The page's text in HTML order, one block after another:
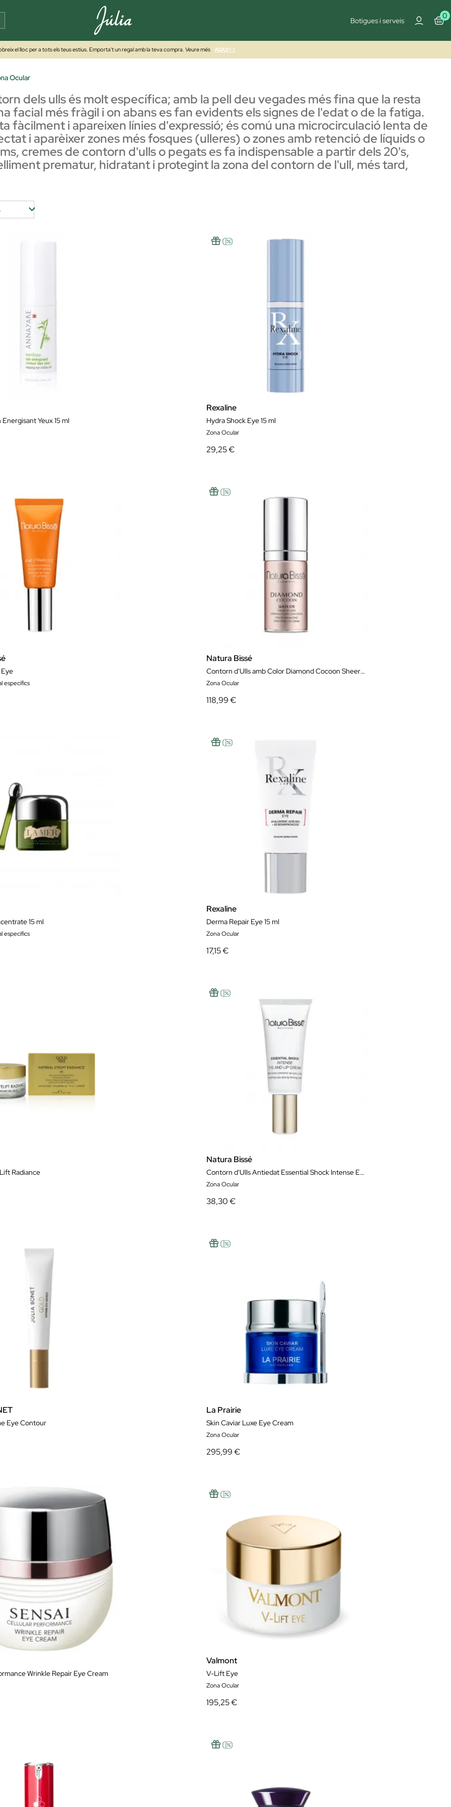
Botigues i serveis
0
el lloc per a tots els teus estius. Emporta't un regal amb la teva compra. Veure més AQUI>>
Ocular
dels ulls és molt específica; amb la pell deu vegades més fina que la resta
facial més fràgil i on abans es fan evidents els signes de l'edat o de la fatiga.
fàcilment i apareixen línies d'expressió; és comú una microcirculació lenta de
i aparèixer zones més fosques (ulleres) o zones amb retenció de líquids o
cremes de contorn d'ulls o pegats es fa indispensable a partir dels 20's,
prematur, hidratant i protegint la zona del contorn de l'ull, més tard,
Yeux 15 ml
Rexaline
Hydra Shock Eye 15 ml
Zona Ocular
29,25 €
específics
Natura Bissé
Contorn d'Ulls amb Color Diamond Cocoon Sheer Eye 25 ml
Zona Ocular
118,99 €
15 ml
específics
Rexaline
Derma Repair Eye 15 ml
Zona Ocular
17,15 €
Radiance
Natura Bissé
Contorn d'Ulls Antiedat Essential Shock Intense Eye & Lip 15 ml
Zona Ocular
38,30 €
Eye Contour
La Prairie
Skin Caviar Luxe Eye Cream
Zona Ocular
295,99 €
Wrinkle Repair Eye Cream
Valmont
V-Lift Eye
Zona Ocular
195,25 €